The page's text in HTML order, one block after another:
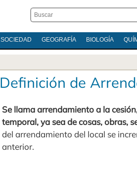
SOCIEDAD GEOGRAFÍA BIOLOGÍA
Definición de
Se llama arrendamiento a la
temporal, ya sea de cosas, obras,
del arrendamiento del local se
anterior.